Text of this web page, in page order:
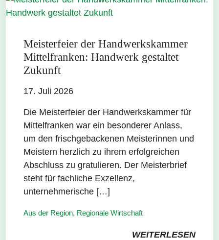
Meisterfeier der Handwerkskammer
Mittelfranken: Handwerk gestaltet
Zukunft
17. Juli 2026
Die Meisterfeier der Handwerkskammer für
Mittelfranken war ein besonderer Anlass,
um den frischgebackenen Meisterinnen und
Meistern herzlich zu ihrem erfolgreichen
Abschluss zu gratulieren. Der Meisterbrief
steht für fachliche Exzellenz,
unternehmerische […]
Aus der Region, Regionale Wirtschaft
WEITERLESEN